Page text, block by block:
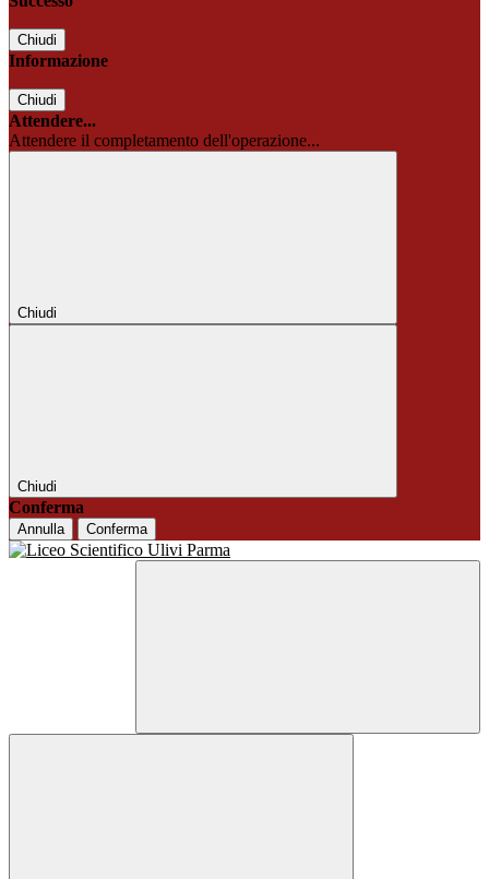
Chiudi
Informazione
Chiudi
Attendere...
Attendere il completamento dell'operazione...
Chiudi
Chiudi
Conferma
Annulla Conferma